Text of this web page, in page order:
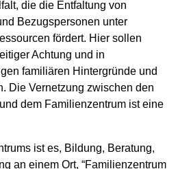
die die Entfaltung von
Bezugspersonen unter
fördert. Hier sollen
Achtung und in
familiären Hintergründe und
Die Vernetzung zwischen den
dem Familienzentrum ist eine
ist es, Bildung, Beratung,
an einem Ort, “Familienzentrum